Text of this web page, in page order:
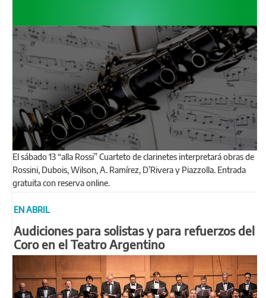
El sábado 13 “alla Rossi” Cuarteto de clarinetes interpretará obras de
Rossini, Dubois, Wilson, A. Ramírez, D’Rivera y Piazzolla. Entrada
gratuita con reserva online.
EN ABRIL
Audiciones para solistas y para refuerzos del
Coro en el Teatro Argentino